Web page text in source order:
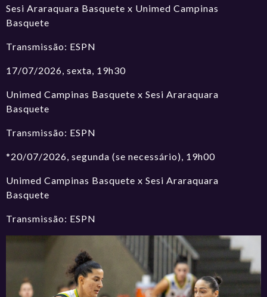
Sesi Araraquara Basquete x Unimed Campinas
Basquete
Transmissão: ESPN
17/07/2026, sexta, 19h30
Unimed Campinas Basquete x Sesi Araraquara
Basquete
Transmissão: ESPN
*20/07/2026, segunda (se necessário), 19h00
Unimed Campinas Basquete x Sesi Araraquara
Basquete
Transmissão: ESPN